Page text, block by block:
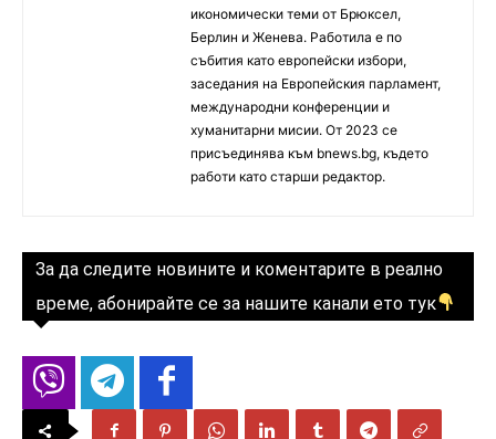
икономически теми от Брюксел,
Берлин и Женева. Работила е по
събития като европейски избори,
заседания на Европейския парламент,
международни конференции и
хуманитарни мисии. От 2023 се
присъединява към bnews.bg, където
работи като старши редактор.
За да следите новините и коментарите в реално
време, абонирайте се за нашите канали ето тук